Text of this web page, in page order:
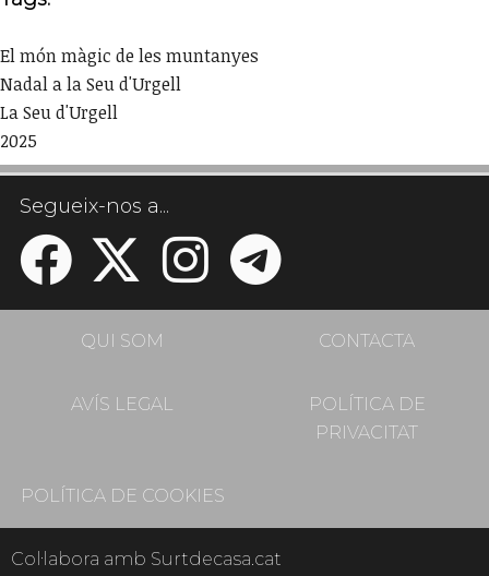
El món màgic de les muntanyes
Nadal a la Seu d'Urgell
La Seu d'Urgell
2025
Segueix-nos a...
QUI SOM CONTACTA
AVÍS LEGAL
POLÍTICA DE
PRIVACITAT
POLÍTICA DE COOKIES
Col·labora amb Surtdecasa.cat